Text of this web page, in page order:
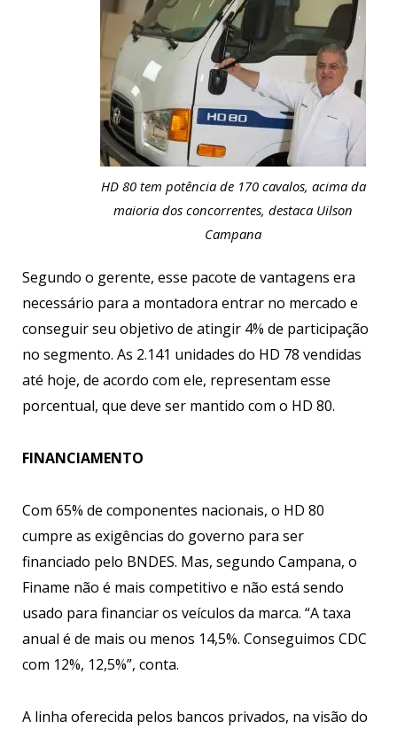
HD 80 tem potência de 170 cavalos, acima da
maioria dos concorrentes, destaca Uilson
Campana
Segundo o gerente, esse pacote de vantagens era
necessário para a montadora entrar no mercado e
conseguir seu objetivo de atingir 4% de participação
no segmento. As 2.141 unidades do HD 78 vendidas
até hoje, de acordo com ele, representam esse
porcentual, que deve ser mantido com o HD 80.
FINANCIAMENTO
Com 65% de componentes nacionais, o HD 80
cumpre as exigências do governo para ser
financiado pelo BNDES. Mas, segundo Campana, o
Finame não é mais competitivo e não está sendo
usado para financiar os veículos da marca. “A taxa
anual é de mais ou menos 14,5%. Conseguimos CDC
com 12%, 12,5%”, conta.
A linha oferecida pelos bancos privados, na visão do